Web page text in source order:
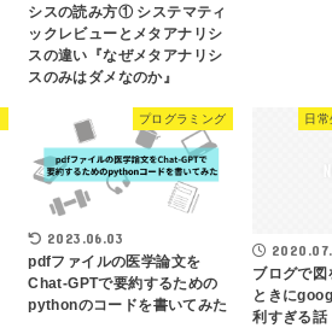
シスの読み方① システマティ
ックレビューとメタアナリシ
スの違い『なぜメタアナリシ
スのみはダメなのか』
プログラミング
2023.06.03
pdfファイルの医学論文を
Chat-GPTで要約するための
pythonのコードを書いてみた
日
ブログで図
ときに
利すぎる話